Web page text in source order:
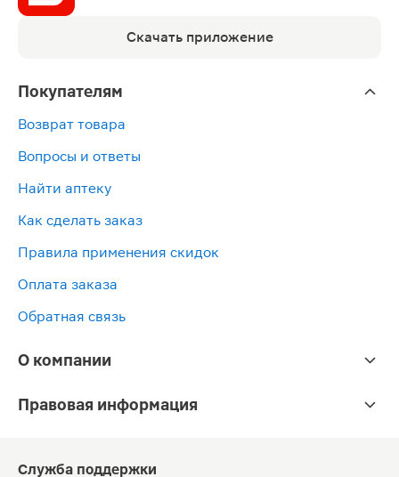
Скачать приложение
Покупателям
Возврат товара
Вопросы и ответы
Найти аптеку
Как сделать заказ
Правила применения скидок
Оплата заказа
Обратная связь
О компании
Правовая информация
Служба поддержки